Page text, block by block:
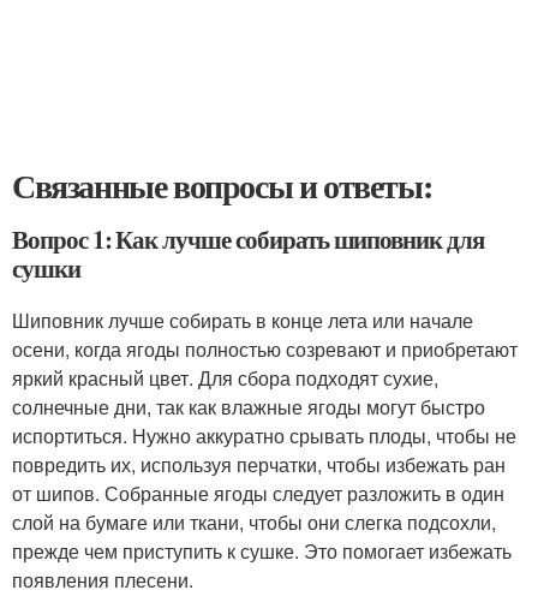
Связанные вопросы и ответы:
Вопрос 1: Как лучше собирать шиповник для
сушки
Шиповник лучше собирать в конце лета или начале
осени, когда ягоды полностью созревают и приобретают
яркий красный цвет. Для сбора подходят сухие,
солнечные дни, так как влажные ягоды могут быстро
испортиться. Нужно аккуратно срывать плоды, чтобы не
повредить их, используя перчатки, чтобы избежать ран
от шипов. Собранные ягоды следует разложить в один
слой на бумаге или ткани, чтобы они слегка подсохли,
прежде чем приступить к сушке. Это помогает избежать
появления плесени.